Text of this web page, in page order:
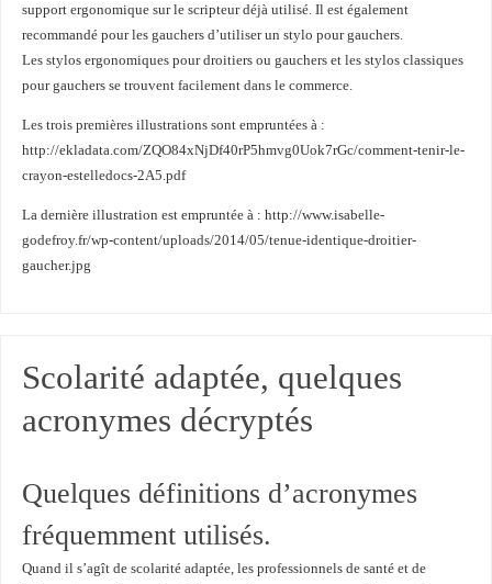
support ergonomique sur le scripteur déjà utilisé. Il est également
recommandé pour les gauchers d’utiliser un stylo pour gauchers.
Les stylos ergonomiques pour droitiers ou gauchers et les stylos classiques
pour gauchers se trouvent facilement dans le commerce.
Les trois premières illustrations sont empruntées à :
http://ekladata.com/ZQO84xNjDf40rP5hmvg0Uok7rGc/comment-tenir-le-
crayon-estelledocs-2A5.pdf
La dernière illustration est empruntée à : http://www.isabelle-
godefroy.fr/wp-content/uploads/2014/05/tenue-identique-droitier-
gaucher.jpg
Scolarité adaptée, quelques
acronymes décryptés
Quelques définitions d’acronymes
fréquemment utilisés.
Quand il s’agît de scolarité adaptée, les professionnels de santé et de